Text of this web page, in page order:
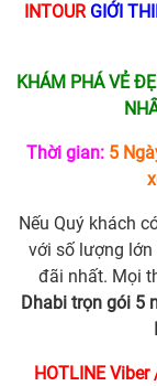
INTOUR GIỚI
KHÁM PHÁ VẺ
Thời gian: 5
Nếu Quý khách
với số lượng
đãi nhất. Mọi
Dhabi trọn gói 5
HOTLINE